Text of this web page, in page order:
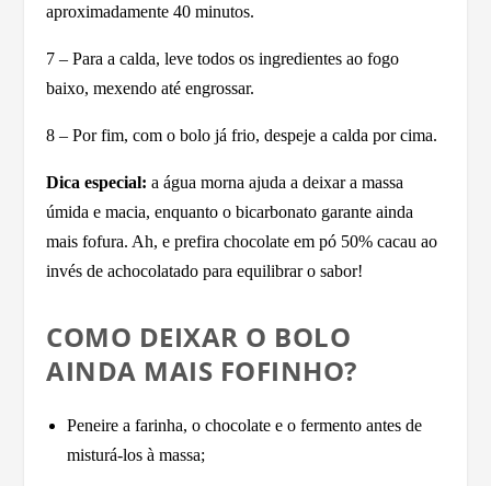
aproximadamente 40 minutos.
7 – Para a calda, leve todos os ingredientes ao fogo
baixo, mexendo até engrossar.
8 – Por fim, com o bolo já frio, despeje a calda por cima.
Dica especial: a água morna ajuda a deixar a massa
úmida e macia, enquanto o bicarbonato garante ainda
mais fofura. Ah, e prefira chocolate em pó 50% cacau ao
invés de achocolatado para equilibrar o sabor!
COMO DEIXAR O BOLO
AINDA MAIS FOFINHO?
Peneire a farinha, o chocolate e o fermento antes de
misturá-los à massa;